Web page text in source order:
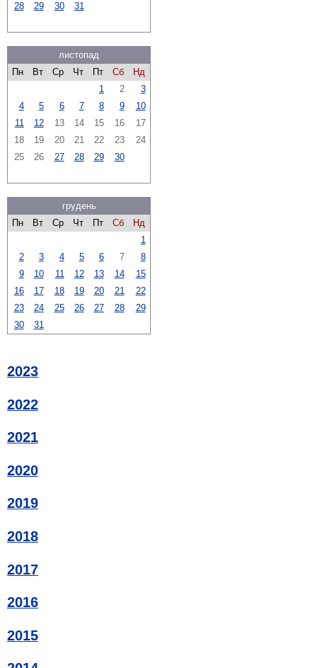
28
29 30 31
листопад
Пн
Вт Ср Чт Пт Сб
Нд
1
2
3
4
5 6 7 8 9
10
11
12 13 14 15 16
17
18
19 20 21 22 23
24
25
26 27 28 29 30
грудень
Пн
Вт Ср Чт Пт Сб
Нд
1
2
3 4 5 6 7
8
9
10 11 12 13 14
15
16
17 18 19 20 21
22
23
24 25 26 27 28
29
30
31
2023
2022
2021
2020
2019
2018
2017
2016
2015